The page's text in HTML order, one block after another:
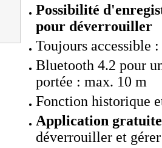
Possibilité
pour déverrouiller
Toujours accessible
Bluetooth 4.2 pour
portée : max. 10 m
Fonction historique
Application
déverrouiller et